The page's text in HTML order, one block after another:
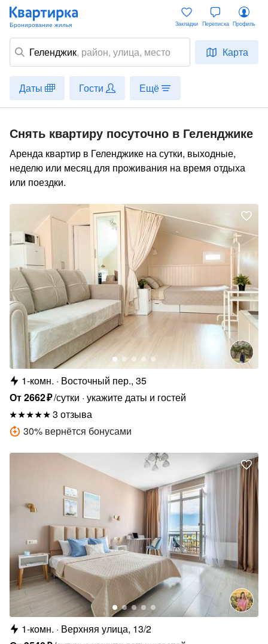
Геленджик, район, улица, место Карта
Закладки Переписка Профиль
Даты Гости Ещё
Снять квартиру посуточно в Геленджике
Аренда квартир в Геленджике на сутки, выходные,
неделю или месяц для проживания на время отдыха
или поездки.
1-комн.
Восточный пер., 35
От2662₽/сутки укажите даты и гостей
3 отзыва
30% вернётся бонусами
1-комн.
Верхняя улица, 13/2